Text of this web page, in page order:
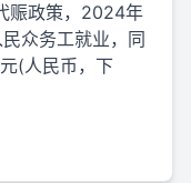
赈政策，2024年
众务工就业，同
(人民币，下